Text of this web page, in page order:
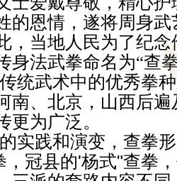
的恩情，遂将周身
，当地人民为了纪
身法武拳命名为“查
统武术中的优秀拳
南、北京，山西后
更为广泛。
实践和演变，查拳
，冠县的'杨式"查拳